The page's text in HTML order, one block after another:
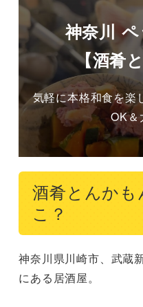
神奈川
【酒肴
気軽に本格和食を楽
OK
酒肴とんかも
こ？
神奈川県川崎市、武蔵
にある居酒屋。